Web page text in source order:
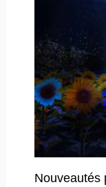
Nouveautés